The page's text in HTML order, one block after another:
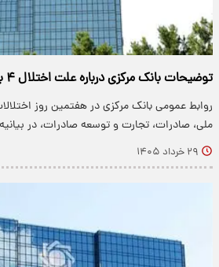
توضیحات بانک مرکزی درباره علت اختلال ۴ بانک مهم
روابط عمومی بانک مرکزی در هفتمین روز
ملی، صادرات، تجارت و توسعه صادرات، در
۲۹ خرداد ۱۴۰۵